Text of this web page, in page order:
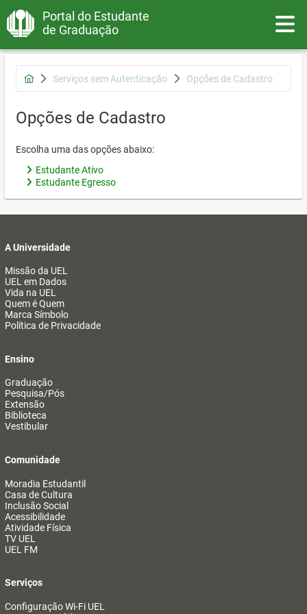
Portal do Estudante
de Graduação
Serviços sem Autenticação Opções de Cadastro
Opções de Cadastro
Escolha uma das opções abaixo:
Estudante Ativo
Estudante Egresso
A Universidade
Missão da UEL
UEL em Dados
Vida na UEL
Quem é Quem
Marca Símbolo
Política de Privacidade
Ensino
Graduação
Pesquisa/Pós
Extensão
Biblioteca
Vestibular
Comunidade
Moradia Estudantil
Casa de Cultura
Inclusão Social
Acessibilidade
Atividade Física
TV UEL
UEL FM
Serviços
Configuração Wi-Fi UEL